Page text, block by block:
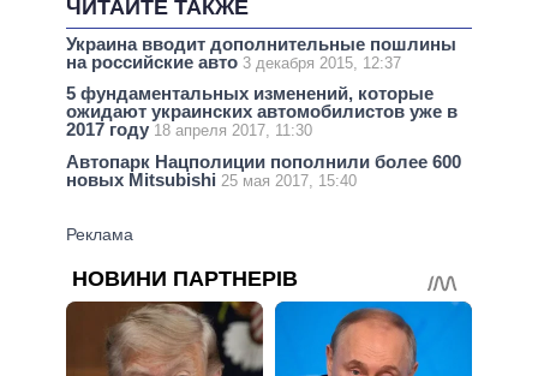
ЧИТАЙТЕ ТАКЖЕ
Украина вводит дополнительные пошлины
на российские авто 3 декабря 2015, 12:37
5 фундаментальных изменений, которые
ожидают украинских автомобилистов уже в
2017 году 18 апреля 2017, 11:30
Автопарк Нацполиции пополнили более 600
новых Mitsubishi 25 мая 2017, 15:40